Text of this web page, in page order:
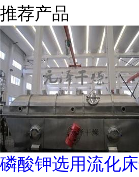
推荐产品
磷酸钾选用流化